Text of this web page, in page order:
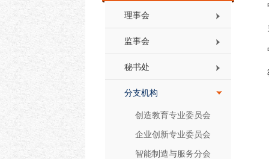
理事会
监事会
秘书处
分支机构
创造教育专业委员会
企业创新专业委员会
智能制造与服务分会